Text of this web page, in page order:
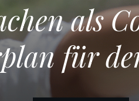
als
für